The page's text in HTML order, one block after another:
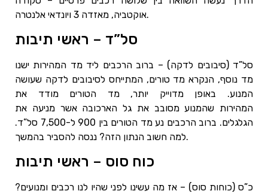
אוקטביה, מאזדה 3 ויונדאי אלנטרה.
סל”ד – ראשי תיבות
סל”ד (סיבובים לדקה) – ברוב הרכבים ליד מד המהירות ישנו
מד נוסף, הנקרא מד טורים, המתייחס לסיבובים לדקה שעושה
המנוע. באופן מדוייק יותר, מד הטורים מודד את
המהירות שהמנוע מסובב את גל הארכובה אשר מניעה את
הגלגלים. ברוב הרכבים נע מד הטורים בין 900 ל-7,500 סל”ד.
למה חשוב הנתון הזה? ננסה להסביר בהמשך.
כוח סוס – ראשי תיבות
כ”ס (כוחות סוס) – אז מה עשינו לפני שהיו לנו רכבים ומנועים?